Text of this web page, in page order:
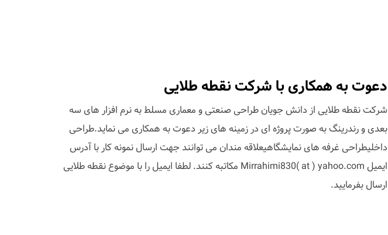
دعوت به همکاری با شرکت نقطه طلایی
شرکت نقطه طلایی از دانش جویان طراحی صنعتی و معماری مسلط به نرم افزار های سه
بعدی و رندرینگ به صورت پروژه ای در زمینه های زیر دعوت به همکاری می نماید.طراحی
داخلیطراحی غرفه های نمایشگاهیعلاقه مندان می توانند جهت ارسال نمونه کار با آدرس
ایمیل Mirrahimi830( at ) yahoo.com مکاتبه کنند. لطفا ایمیل را با موضوع نقطه طلایی
ارسال بفرمایید.